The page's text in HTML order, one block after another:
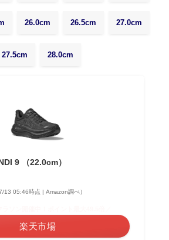
26.0cm 26.5cm 27.0cm
27.5cm 28.0cm
9 （22.0cm）
13 05:46時点 | Amazon調べ）
楽天市場